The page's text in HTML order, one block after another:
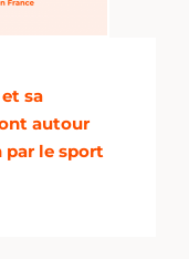
sa
autour
par le sport